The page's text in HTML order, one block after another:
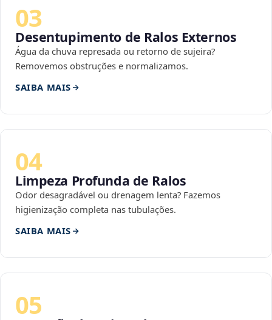
03
Desentupimento de Ralos Externos
Água da chuva represada ou retorno de sujeira?
Removemos obstruções e normalizamos.
SAIBA MAIS
04
Limpeza Profunda de Ralos
Odor desagradável ou drenagem lenta? Fazemos
higienização completa nas tubulações.
SAIBA MAIS
05